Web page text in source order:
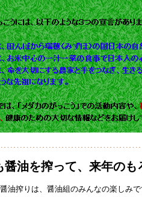
醤油を搾って、来年のも
油搾りは、醤油組のみんなの楽しみ